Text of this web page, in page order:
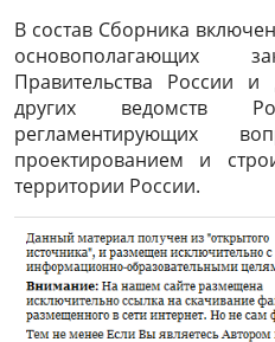
В состав Сборника
основополагающих
Правительства России
других ведомств
регламентирующих
проектированием и
территории России.